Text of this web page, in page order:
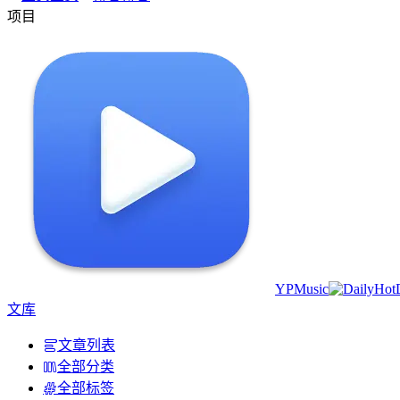
项目
YPMusic
文库
文章列表
全部分类
全部标签